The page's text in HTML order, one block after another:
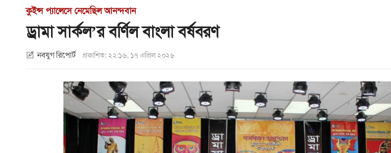
কুইন্স প্যালেসে নেমেছিল আনন্দবান
ড্রামা সার্কল’র বর্ণিল বাংলা বর্ষবরণ
নবযুগ রিপোর্ট প্রকাশিত: ২২:১৬, ১৭ এপ্রিল ২০২৬